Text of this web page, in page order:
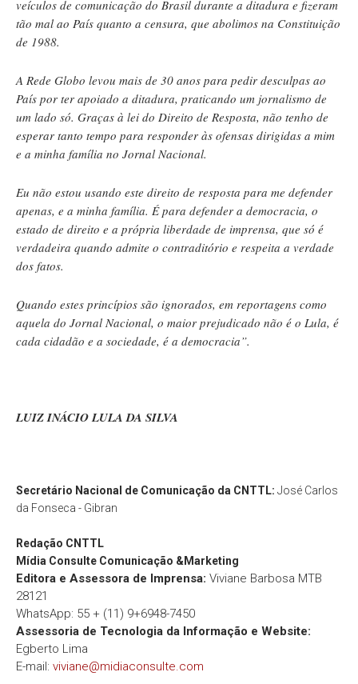
veículos de comunicação do Brasil durante a ditadura e fizeram
tão mal ao País quanto a censura, que abolimos na Constituição
de 1988.
A Rede Globo levou mais de 30 anos para pedir desculpas ao
País por ter apoiado a ditadura, praticando um jornalismo de
um lado só. Graças à lei do Direito de Resposta, não tenho de
esperar tanto tempo para responder às ofensas dirigidas a mim
e a minha família no Jornal Nacional.
Eu não estou usando este direito de resposta para me defender
apenas, e a minha família. É para defender a democracia, o
estado de direito e a própria liberdade de imprensa, que só é
verdadeira quando admite o contraditório e respeita a verdade
dos fatos.
Quando estes princípios são ignorados, em reportagens como
aquela do Jornal Nacional, o maior prejudicado não é o Lula, é
cada cidadão e a sociedade, é a democracia”.
LUIZ INÁCIO LULA DA SILVA
Secretário Nacional de Comunicação da CNTTL: José Carlos
da Fonseca - Gibran
Redação CNTTL
Mídia Consulte Comunicação &Marketing
Editora e Assessora de Imprensa: Viviane Barbosa MTB
28121
WhatsApp: 55 + (11) 9+6948-7450
Assessoria de Tecnologia da Informação e Website:
Egberto Lima
E-mail: viviane@midiaconsulte.com